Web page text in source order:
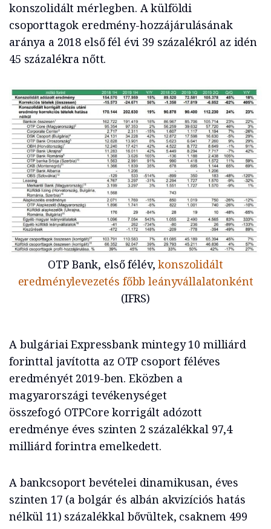
konszolidált mérlegben. A külföldi
csoporttagok eredmény-hozzájárulásának
aránya a 2018 első fél évi 39 százalékról az idén
45 százalékra nőtt.
OTP Bank, első félév,konszolidált
eredménylevezetés főbb leányvállalatonként
(IFRS)
A bulgáriai Expressbank mintegy 10 milliárd
forinttal javította az OTP csoport féléves
eredményét 2019-ben. Eközben a
magyarországi tevékenységet
összefogó OTPCore korrigált adózott
eredménye éves szinten 2 százalékkal 97,4
milliárd forintra emelkedett.
A bankcsoport bevételei dinamikusan, éves
szinten 17 (a bolgár és albán akvizíciós hatás
nélkül 11) százalékkal bővültek, csaknem 499